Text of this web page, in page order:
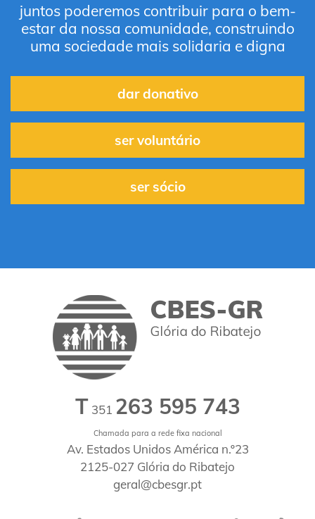
juntos poderemos contribuir para o bem-
estar da nossa comunidade, construindo
uma sociedade mais solidaria e digna
dar donativo
ser voluntário
ser sócio
T 351 263 595 743
Chamada para a rede fixa nacional
Av. Estados Unidos América n.º23
2125-027 Glória do Ribatejo
geral@cbesgr.pt